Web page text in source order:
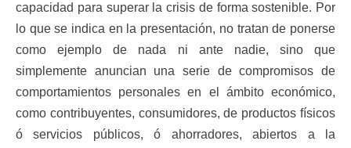
capacidad para superar la crisis de forma sostenible. Por
lo que se indica en la presentación, no tratan de ponerse
como ejemplo de nada ni ante nadie, sino que
simplemente anuncian una serie de compromisos de
comportamientos personales en el ámbito económico,
como contribuyentes, consumidores, de productos físicos
ó servicios públicos, ó ahorradores, abiertos a la